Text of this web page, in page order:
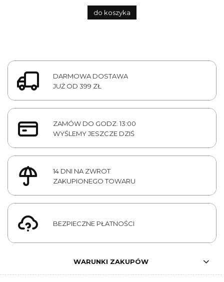
do koszyka
DARMOWA DOSTAWA
JUŻ OD 399 ZŁ
ZAMÓW DO GODZ. 13:00
WYŚLEMY JESZCZE DZIŚ
14 DNI NA ZWROT
ZAKUPIONEGO TOWARU
BEZPIECZNE PŁATNOŚCI
WARUNKI ZAKUPÓW